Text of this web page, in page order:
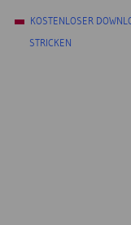
KOSTENLOSER
STRICKEN